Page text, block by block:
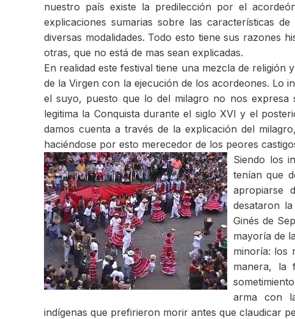
nuestro país existe la predilección por el
explicaciones sumarias sobre las características
diversas modalidades. Todo esto tiene sus razones
otras, que no está de mas sean explicadas.
En realidad este festival tiene una mezcla de
de la Virgen con la ejecución de los acordeones. Lo
el suyo, puesto que lo del milagro no nos
legitima la Conquista durante el siglo XVI y el
damos cuenta a través de la explicación del
haciéndose por esto merecedor de los peores
Siendo los
tenían que
apropiarse
desataron
Ginés de
mayoría de
minoría: los
manera, la
arma con
indígenas que prefirieron morir antes que claudicar